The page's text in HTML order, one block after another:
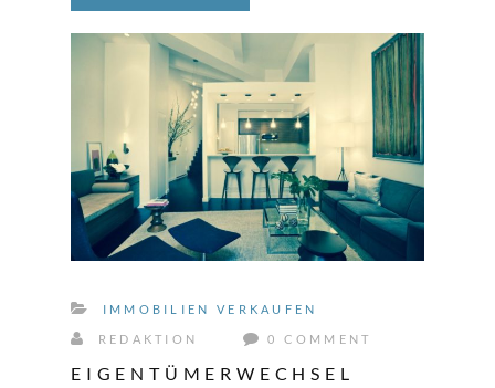
IMMOBILIEN VERKAUFEN
REDAKTION 0 COMMENT
EIGENTÜMERWECHSEL